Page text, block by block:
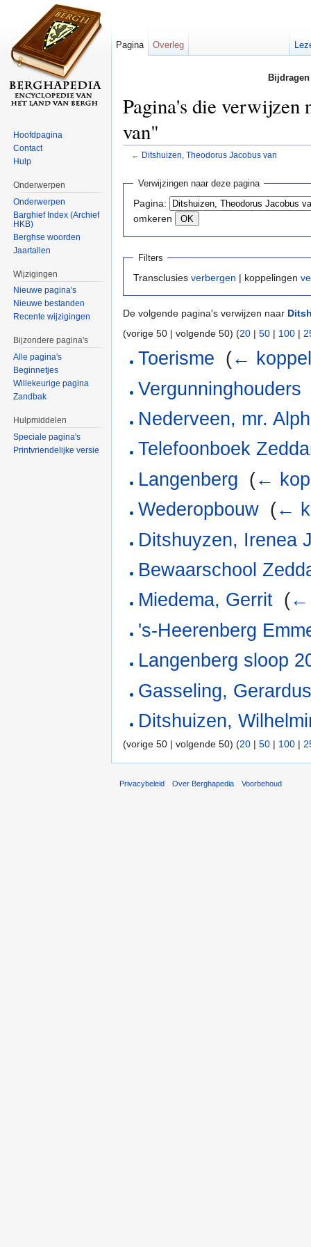
Pagina's die verwijzen
van"
← Ditshuizen, Theodorus Jacobus van
Verwijzingen naar deze pagina
Pagina:
omkeren
Filters
Transclusies verbergen | koppelingen
De volgende pagina's verwijzen naar
(vorige 50 | volgende 50) (20 | 50 | 100 |
Toerisme (←
Vergunninghouders
Nederveen, mr.
Telefoonboek
Langenberg (←
Wederopbouw (←
Ditshuyzen, Irenea
Bewaarschool
Miedema, Gerrit (←
's-Heerenberg
Langenberg sloop
Gasseling,
Ditshuizen,
(vorige 50 | volgende 50) (20 | 50 | 100 |
Pagina Overleg
Hoofdpagina
Contact
Hulp
Onderwerpen
Onderwerpen
Barghief Index (Archief
HKB)
Berghse woorden
Jaartallen
Wijzigingen
Nieuwe pagina's
Nieuwe bestanden
Recente wijzigingen
Bijzondere pagina's
Alle pagina's
Beginnetjes
Willekeurige pagina
Zandbak
Hulpmiddelen
Speciale pagina's
Printvriendelijke versie
Privacybeleid Over Berghapedia Voorbehoud